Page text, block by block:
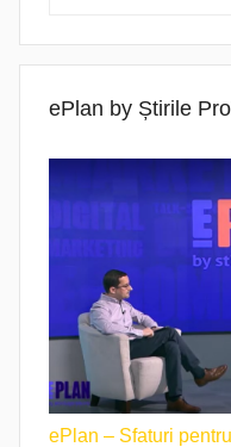
ePlan by Știrile
ePlan – Sfaturi